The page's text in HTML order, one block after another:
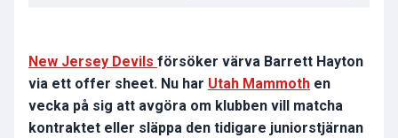
New Jersey Devils försöker värva Barrett Hayton
via ett offer sheet. Nu har Utah Mammoth en
vecka på sig att avgöra om klubben vill matcha
kontraktet eller släppa den tidigare juniorstjärnan